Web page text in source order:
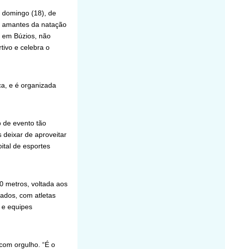
(18), de
da natação
Búzios, não
e celebra o
e é organizada
de evento tão
deixar de aproveitar
de esportes
metros, voltada aos
com atletas
equipes
orgulho. “É o